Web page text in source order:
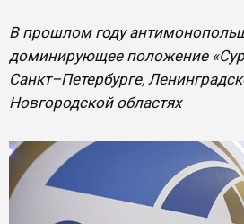
В прошлом году
доминирующее положение
Санкт–Петербурге,
Новгородской областях